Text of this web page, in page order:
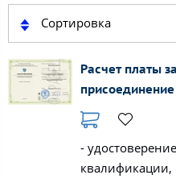
Сортировка
Расчет платы
-
квалификации,